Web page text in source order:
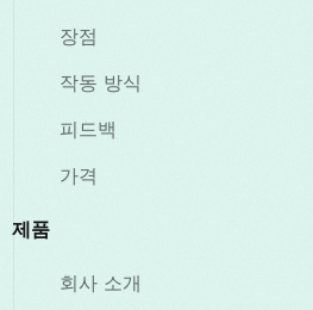
장점
작동 방식
피드백
가격
제품
회사 소개